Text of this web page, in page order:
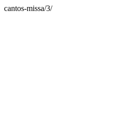
cantos-missa/3/